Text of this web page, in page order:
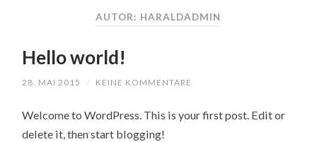
AUTOR: HARALDADMIN
Hello world!
28. MAI 2015 / KEINE KOMMENTARE
Welcome to WordPress. This is your first post. Edit or
delete it, then start blogging!